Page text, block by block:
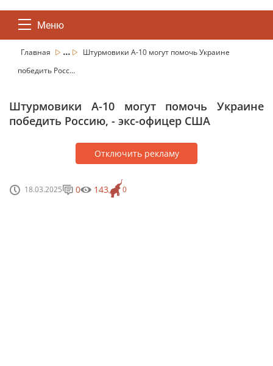
Меню
Главная ...
Штурмовики A-10 могут помочь Украине
победить Росс...
Штурмовики A-10 могут помочь Украине
победить Россию, - экс-офицер США
Отключить рекламу
18.03.2025 0
0 143